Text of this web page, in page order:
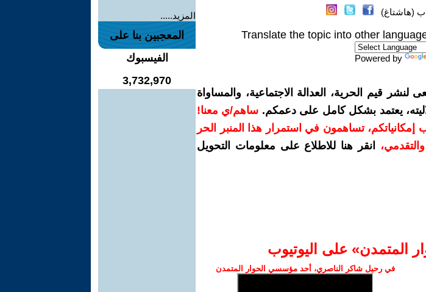
(هاشتاغ)
Translate the topic into other
Powered by
قيم الحرية، العدالة الاجتماعية، والمساواة
يعتمد بشكل كامل على دعمكم. ساهم/ي معنا!
أكثر حسب إمكانياتكم، تساهمون في استمرار هذا المنبر الحر
،
انقر هنا للاطلاع على معلومات التحويل
المتمدن» على اليوتيوب
في رحيل شاكر الناصري، أحد مؤسسي الحوار المتمدن
المزيد.....
المعجبين بنا على
الفيسبوك
3,732,970